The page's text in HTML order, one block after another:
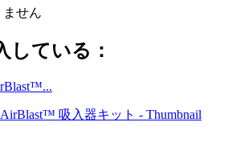
せん
している：